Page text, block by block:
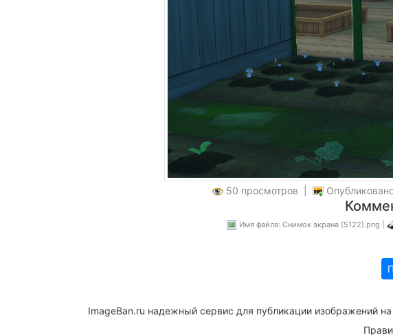
50 просмотров |
Имя файла: Снимок экрана (5122).png |
ImageBan.ru надежный сервис для публикации изображений